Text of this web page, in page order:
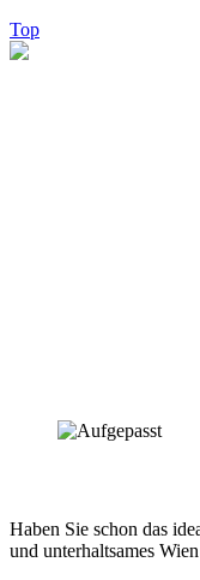
Top
Haben Sie schon das
und unterhaltsames